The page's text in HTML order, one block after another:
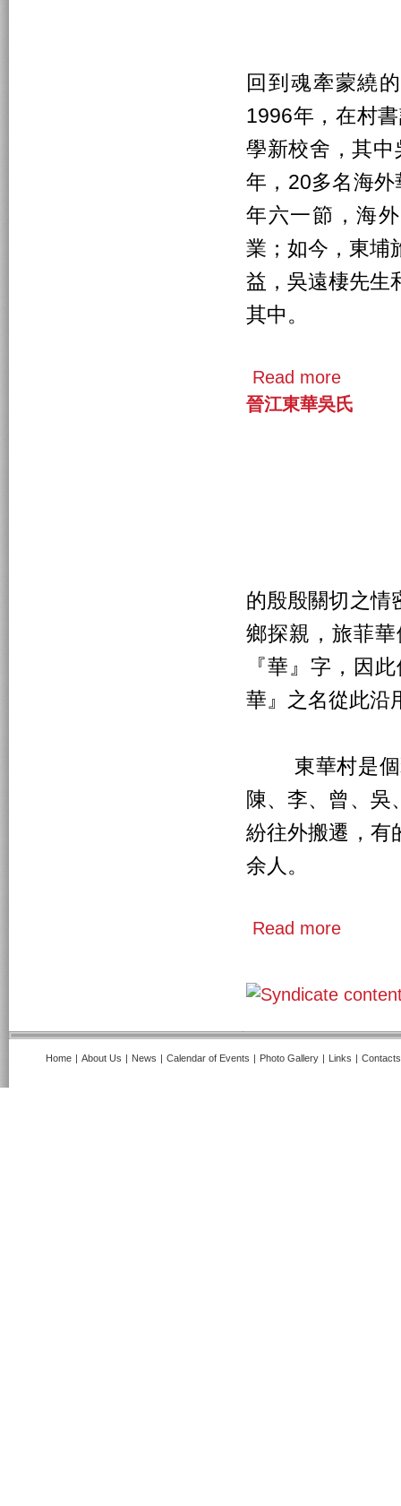
回到魂牽蒙繞
1996年，在村
學新校舍，其
年，20多名海
年六一節，海
業；如今，東埔
益，吳遠棲先生
其中。
Read more
晉江東華吳氏
的殷殷關切之情
鄉探親，旅菲
『華』字，因
華』之名從此沿
東華村是個雜
陳、李、曾、吳
紛往外搬遷，有
余人。
Read more
Home | About Us | News | Calendar of Events | Photo Gallery | Links | Contacts